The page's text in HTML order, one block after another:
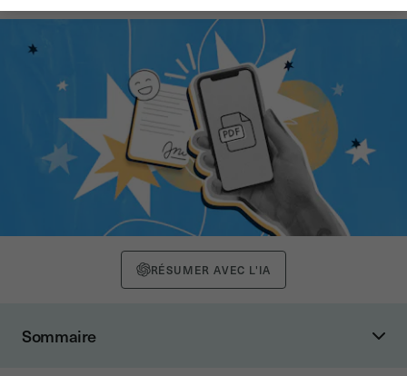
RÉSUMER AVEC L'IA
Sommaire